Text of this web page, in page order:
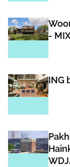
-
ING